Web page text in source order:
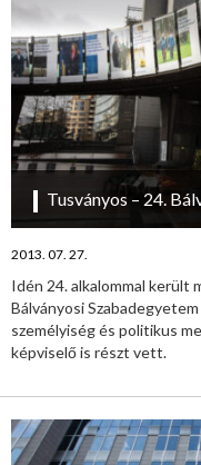
Tusványos – 24.
2013. 07. 27.
Idén 24. alkalommal került
Bálványosi
személyiség és politikus
képviselő is részt vett.